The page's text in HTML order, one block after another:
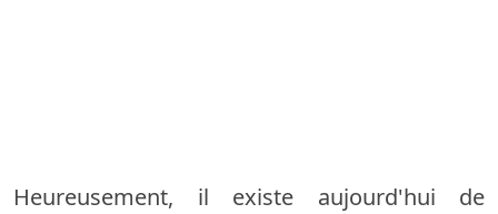
Heureusement, il existe aujourd'hui de